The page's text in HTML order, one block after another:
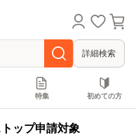
詳細検索
特集 初めての方
ップ申請対象